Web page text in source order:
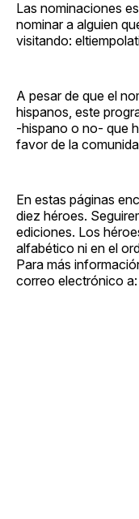
Las nominaciones
nominar a alguien
visitando:
A pesar de que el
hispanos, este
-hispano o no- que
favor de la
En estas páginas
diez héroes.
ediciones. Los
alfabético ni en el
Para más
correo electrónico a: